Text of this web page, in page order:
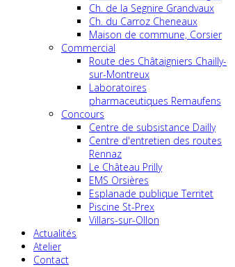
Ch. de la Segnire Grandvaux
Ch. du Carroz Cheneaux
Maison de commune, Corsier
Commercial
Route des Châtaigniers Chailly-
sur-Montreux
Laboratoires
pharmaceutiques Remaufens
Concours
Centre de subsistance Dailly
Centre d'entretien des routes
Rennaz
Le Château Prilly
EMS Orsières
Esplanade publique Territet
Piscine St-Prex
Villars-sur-Ollon
Actualités
Atelier
Contact